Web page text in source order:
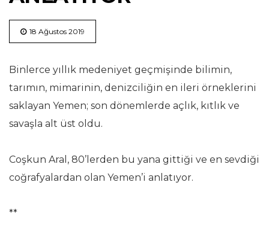
18 Ağustos 2019
Binlerce yıllık medeniyet geçmişinde bilimin,
tarımın, mimarinin, denizciliğin en ileri örneklerini
saklayan Yemen; son dönemlerde açlık, kıtlık ve
savaşla alt üst oldu.
Coşkun Aral, 80’lerden bu yana gittiği ve en sevdiği
coğrafyalardan olan Yemen’i anlatıyor.
**